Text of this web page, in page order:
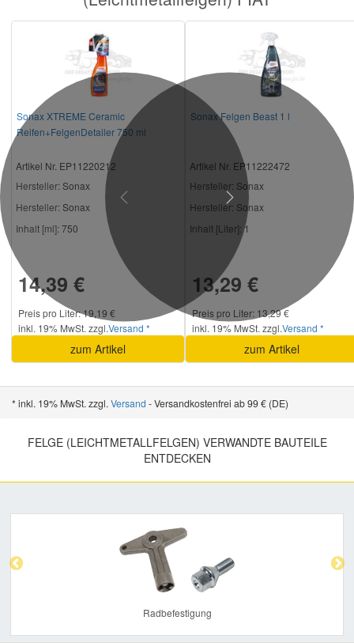
Sonax XTREME Ceramic
Reifen+FelgenDetailer 750 ml
Artikel Nr. EP11220212
Hersteller: Sonax
Hersteller: Sonax
Inhalt [ml]: 750
14,39 €
Preis pro Liter: 19,19 €
inkl. 19% MwSt. zzgl.Versand *
zum Artikel
Sonax Felgen Beast 1 l
Artikel Nr. EP11222472
Hersteller: Sonax
Hersteller: Sonax
Inhalt [Liter]: 1
13,29 €
Preis pro Liter: 13,29 €
inkl. 19% MwSt. zzgl.Versand *
zum Artikel
Previous Next
* inkl. 19% MwSt. zzgl. Versand - Versandkostenfrei ab 99 € (DE)
FELGE (LEICHTMETALLFELGEN) VERWANDTE BAUTEILE
ENTDECKEN
Radbefestigung